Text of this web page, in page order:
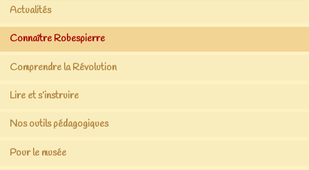
Actualités
Connaître Robespierre
Comprendre la Révolution
Lire et s’instruire
Nos outils pédagogiques
Pour le musée